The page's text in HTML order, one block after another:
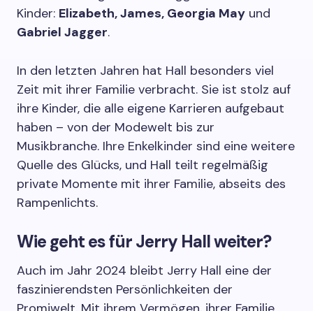
Kinder: Elizabeth, James, Georgia May und
Gabriel Jagger.
In den letzten Jahren hat Hall besonders viel
Zeit mit ihrer Familie verbracht. Sie ist stolz auf
ihre Kinder, die alle eigene Karrieren aufgebaut
haben – von der Modewelt bis zur
Musikbranche. Ihre Enkelkinder sind eine weitere
Quelle des Glücks, und Hall teilt regelmäßig
private Momente mit ihrer Familie, abseits des
Rampenlichts.
Wie geht es für Jerry Hall weiter?
Auch im Jahr 2024 bleibt Jerry Hall eine der
faszinierendsten Persönlichkeiten der